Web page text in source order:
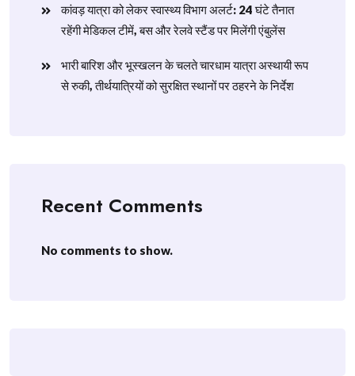
​कांवड़ यात्रा को लेकर स्वास्थ्य विभाग अलर्ट: 24 घंटे तैनात
रहेंगी मेडिकल टीमें, बस और रेलवे स्टैंड पर मिलेंगी एंबुलेंस
​भारी बारिश और भूस्खलन के चलते चारधाम यात्रा अस्थायी रूप
से रुकी, तीर्थयात्रियों को सुरक्षित स्थानों पर ठहरने के निर्देश
Recent Comments
No comments to show.